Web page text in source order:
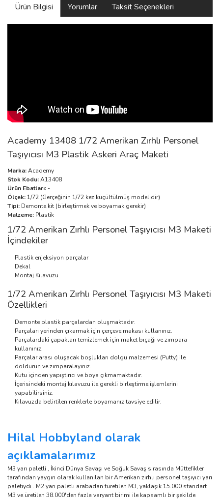
Ürün Bilgisi Yorumlar Taksit Seçenekleri
Academy 13408 1/72 Amerikan Zırhlı Personel
Taşıyıcısı M3 Plastik Askeri Araç Maketi
Marka:Academy
Stok Kodu:A13408
Ürün Ebatları: -
Ölçek: 1/72 (Gerçeğinin 1/72 kez küçültülmüş modelidir)
Tipi: Demonte kit (birleştirmek ve boyamak gerekir)
Malzeme: Plastik
1/72 Amerikan Zırhlı Personel Taşıyıcısı M3 Maketi
İçindekiler
Plastik enjeksiyon parçalar
Dekal
Montaj Kılavuzu.
1/72 Amerikan Zırhlı Personel Taşıyıcısı M3 Maketi
Özellikleri
Demonte plastik parçalardan oluşmaktadır.
Parçaları yerinden çıkarmak için çerçeve makası kullanınız.
Parçalardaki çapakları temizlemek için maket bıçağı ve zımpara
kullanınız.
Parçalar arası oluşacak boşlukları dolgu malzemesi (Putty) ile
doldurun ve zımparalayınız.
Kutu içinden yapıştırıcı ve boya çıkmamaktadır.
İçerisindeki montaj kılavuzu ile gerekli birleştirme işlemlerini
yapabilirsiniz.
Kılavuzda belirtilen renklerle boyamanız tavsiye edilir.
Hilal Hobbyland olarak
açıklamalarımız
M3 yarı paletli , İkinci Dünya Savaşı ve Soğuk Savaş sırasında Müttefikler
tarafından yaygın olarak kullanılan bir Amerikan zırhlı personel taşıyıcı yarı
paletiydi . M2 yarı paletli arabadan türetilen M3, yaklaşık 15.000 standart
M3 ve üretilen 38.000'den fazla varyant birimi ile kapsamlı bir şekilde